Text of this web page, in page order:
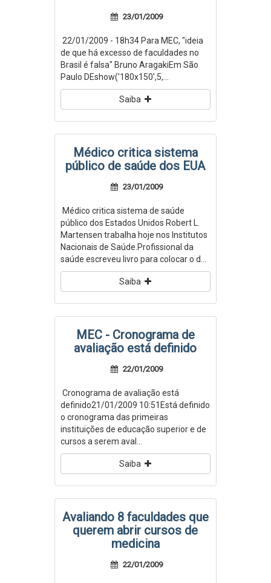
23/01/2009
22/01/2009 - 18h34 Para MEC, "ideia
de que há excesso de faculdades no
Brasil é falsa" Bruno AragakiEm São
Paulo DEshow('180x150',5,...
Saiba
Médico critica sistema
público de saúde dos EUA
23/01/2009
Médico critica sistema de saúde
público dos Estados Unidos Robert L.
Martensen trabalha hoje nos Institutos
Nacionais de Saúde.Profissional da
saúde escreveu livro para colocar o d...
Saiba
MEC - Cronograma de
avaliação está definido
22/01/2009
Cronograma de avaliação está
definido21/01/2009 10:51Está definido
o cronograma das primeiras
instituições de educação superior e de
cursos a serem aval...
Saiba
Avaliando 8 faculdades que
querem abrir cursos de
medicina
22/01/2009